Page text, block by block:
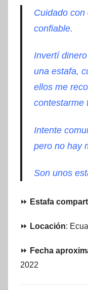
Cuidado con
confiable.
Invertí
una estafa,
ellos me
contestarme
Intente
pero no hay
Son unos
⏩ Estafa
⏩ Locación:
⏩ Fecha
2022